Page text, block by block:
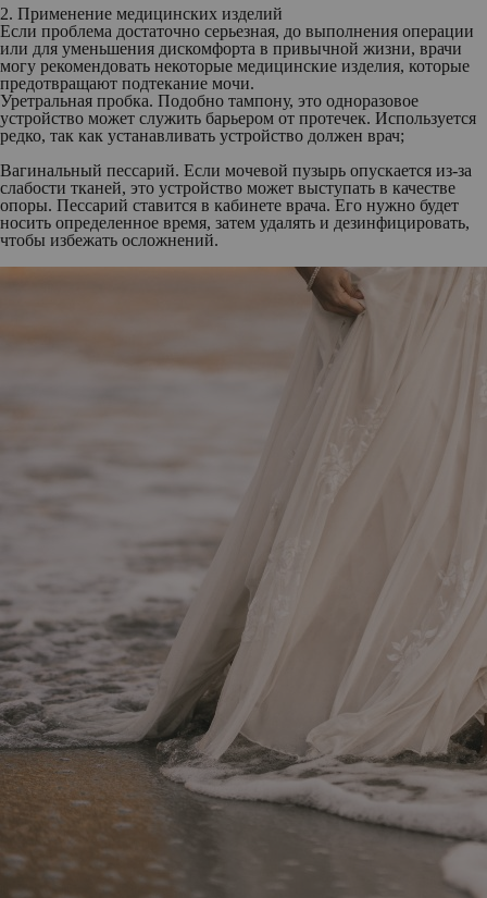
2. Применение медицинских изделий
Если проблема достаточно серьезная, до выполнения операции
или для уменьшения дискомфорта в привычной жизни, врачи
могу рекомендовать некоторые медицинские изделия, которые
предотвращают подтекание мочи.
Уретральная пробка. Подобно тампону, это одноразовое
устройство может служить барьером от протечек. Используется
редко, так как устанавливать устройство должен врач;
Вагинальный пессарий. Если мочевой пузырь опускается из-за
слабости тканей, это устройство может выступать в качестве
опоры. Пессарий ставится в кабинете врача. Его нужно будет
носить определенное время, затем удалять и дезинфицировать,
чтобы избежать осложнений.